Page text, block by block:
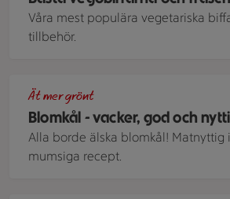
Våra mest populära vegetariska
tillbehör.
Blomkål - vacker, god och
Ät mer grönt
Alla borde älska blomkål! Matnyttig
mumsiga recept.